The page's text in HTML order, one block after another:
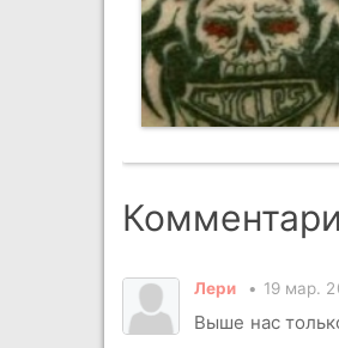
Лери 19 мар.
Выше нас